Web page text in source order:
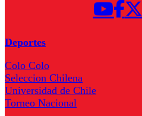
Deportes
Colo Colo
Seleccion Chilena
Universidad de Chile
Torneo Nacional